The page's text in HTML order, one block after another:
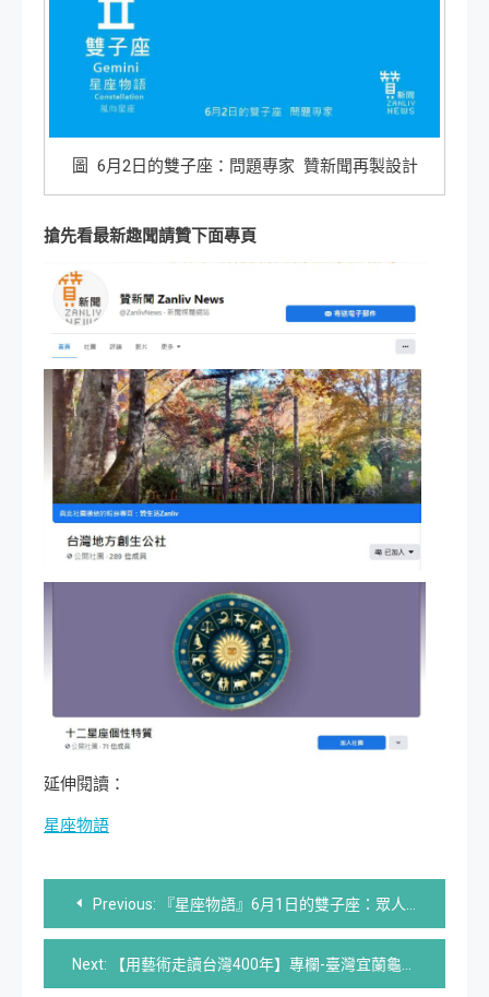
圖 6月2日的雙子座：問題專家 贊新聞再製設計
搶先看最新趣聞請贊下面專頁
延伸閱讀：
星座物語
文
章
Previous: 『星座物語』6月1日的雙子座：眾人注目者
Next: 【用藝術走讀台灣400年】專欄-臺灣宜蘭龜山島 | 文旅&藝術 旅遊印記| Google 360度環繞